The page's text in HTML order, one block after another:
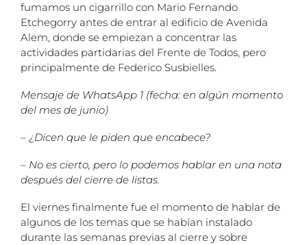
fumamos un cigarrillo con Mario Fernando
Etchegorry antes de entrar al edificio de Avenida
Alem, donde se empiezan a concentrar las
actividades partidarias del Frente de Todos, pero
principalmente de Federico Susbielles.
Mensaje de WhatsApp 1 (fecha: en algún momento
del mes de junio)
– ¿Dicen que le piden que encabece?
– No es cierto, pero lo podemos hablar en una nota
después del cierre de listas.
El viernes finalmente fue el momento de hablar de
algunos de los temas que se habían instalado
durante las semanas previas al cierre y sobre